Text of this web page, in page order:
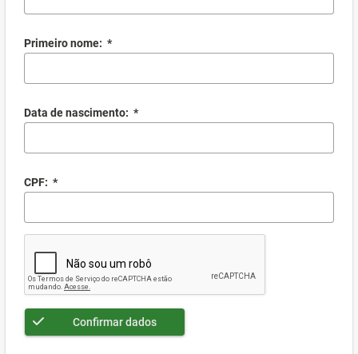
Primeiro nome: *
Data de nascimento: *
CPF: *
Confirmar dados